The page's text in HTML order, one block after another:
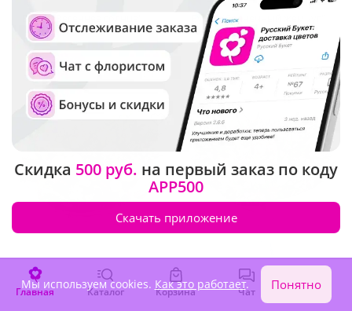
Букет "Весеннее солнце"
В наличии
4 190 ₽ -25%
3 140 ₽
Букет "Солнечный жемчуг"
В наличии
2 630 ₽
4.9
Главная Каталог Корзина Чат Войти
Скидка 500 руб. на первый заказ по коду
APP500
Скачать приложение
Мы используем cookies. Как это работает. Понятно